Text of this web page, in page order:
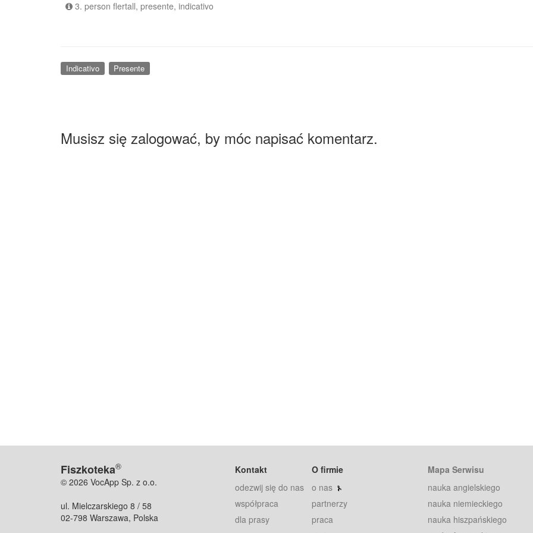
3. person flertall, presente, indicativo
Indicativo Presente
Musisz się zalogować, by móc napisać komentarz.
Fiszkoteka®
© 2026 VocApp Sp. z o.o.
ul. Mielczarskiego 8 / 58
02-798 Warszawa, Polska
Kontakt
odezwij się do nas
współpraca
dla prasy
O firmie
o nas
partnerzy
praca
Mapa Serwisu
nauka angielskiego
nauka niemieckiego
nauka hiszpańskiego